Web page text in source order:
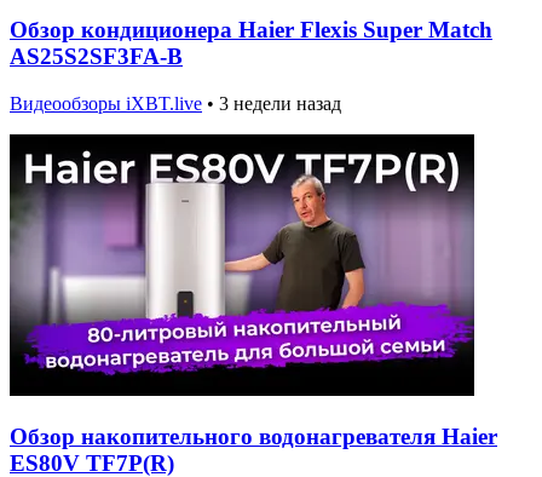
Обзор кондиционера Haier Flexis Super Match
AS25S2SF3FA-B
Видеообзоры iXBT.live • 3 недели назад
Обзор накопительного водонагревателя Haier
ES80V TF7P(R)